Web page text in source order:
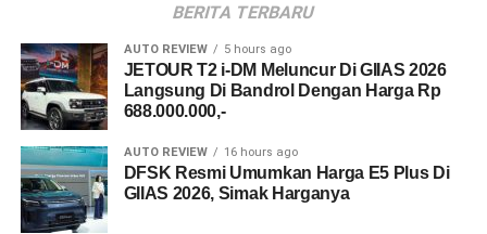
BERITA TERBARU
AUTO REVIEW 5 hours ago
JETOUR T2 i-DM Meluncur Di GIIAS 2026
Langsung Di Bandrol Dengan Harga Rp
688.000.000,-
AUTO REVIEW 16 hours ago
DFSK Resmi Umumkan Harga E5 Plus Di
GIIAS 2026, Simak Harganya